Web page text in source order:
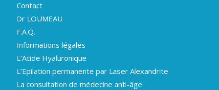
Contact
Dr LOUMEAU
F.A.Q.
Informations légales
L’Acide Hyaluronique
L’Epilation permanente par Laser Alexandrite
La consultation de médecine anti-âge